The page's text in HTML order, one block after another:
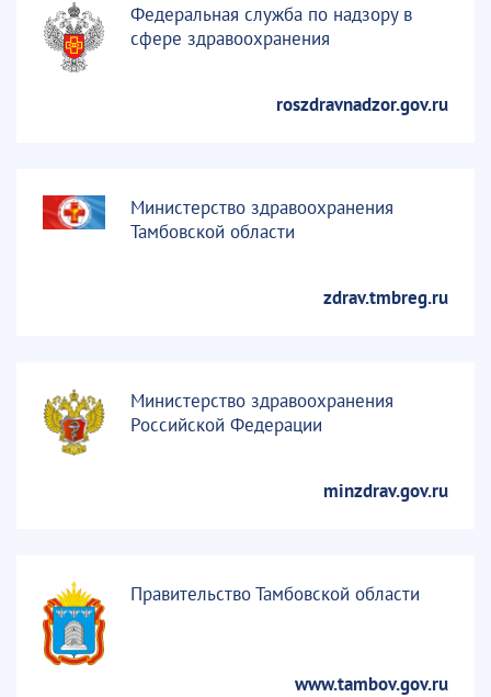
Федеральная служба по надзору в
сфере здравоохранения
roszdravnadzor.gov.ru
Министерство здравоохранения
Тамбовской области
zdrav.tmbreg.ru
Министерство здравоохранения
Российской Федерации
minzdrav.gov.ru
Правительство Тамбовской области
www.tambov.gov.ru